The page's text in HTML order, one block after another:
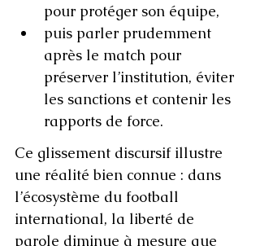
pour protéger son équipe,
puis parler prudemment
après le match pour
préserver l’institution, éviter
les sanctions et contenir les
rapports de force.
Ce glissement discursif illustre
une réalité bien connue : dans
l’écosystème du football
international, la liberté de
parole diminue à mesure que